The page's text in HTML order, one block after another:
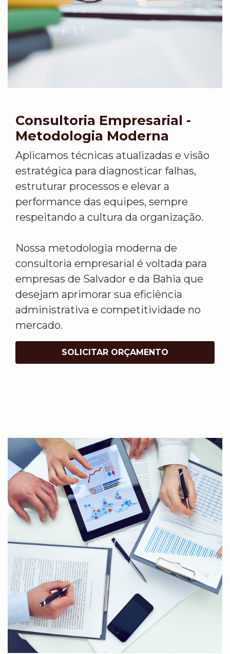
Consultoria Empresarial -
Metodologia Moderna
Aplicamos técnicas atualizadas e visão
estratégica para diagnosticar falhas,
estruturar processos e elevar a
performance das equipes, sempre
respeitando a cultura da organização.
Nossa metodologia moderna de
consultoria empresarial é voltada para
empresas de Salvador e da Bahia que
desejam aprimorar sua eficiência
administrativa e competitividade no
mercado.
SOLICITAR ORÇAMENTO